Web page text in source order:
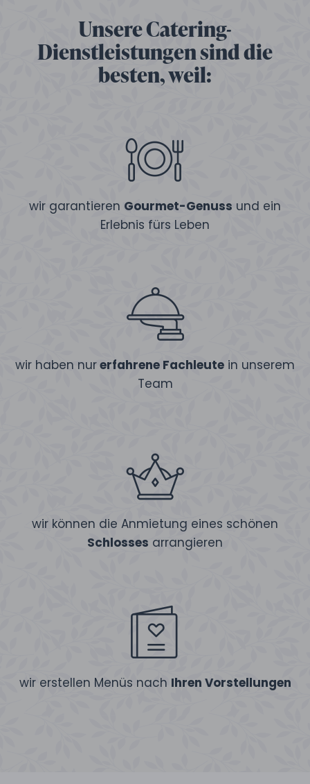
Unsere Catering-
Dienstleistungen sind die
besten, weil:
wir garantieren Gourmet-Genuss und ein
Erlebnis fürs Leben
wir haben nurerfahrene Fachleute in unserem
Team
wir können die Anmietung eines schönen
Schlosses arrangieren
wir erstellen Menüs nach Ihren Vorstellungen